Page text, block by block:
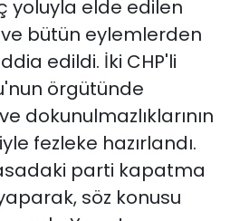
yoluyla elde edilen
ve bütün eylemlerden
edildi. İki CHP'li
örgütünde
dokunulmazlıklarının
fezleke hazırlandı.
parti kapatma
söz konusu